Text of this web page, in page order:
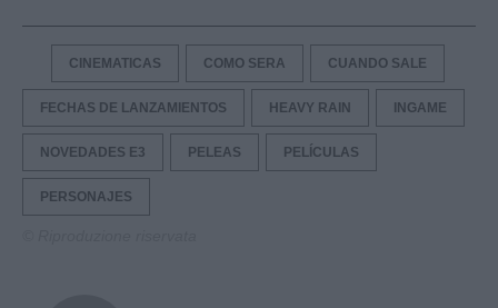
CINEMATICAS COMO SERA CUANDO SALE
FECHAS DE LANZAMIENTOS HEAVY RAIN INGAME
NOVEDADES E3 PELEAS PELÍCULAS
PERSONAJES